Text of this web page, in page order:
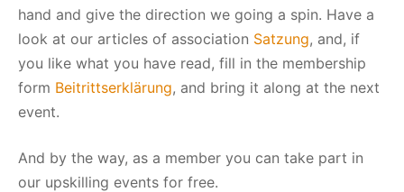
hand and give the direction we going a spin. Have a
look at our articles of association Satzung, and, if
you like what you have read, fill in the membership
form Beitrittserklärung, and bring it along at the next
event.
And by the way, as a member you can take part in
our upskilling events for free.